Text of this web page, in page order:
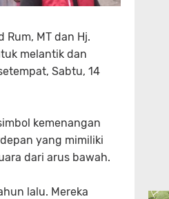
Rum, MT dan Hj.
melantik dan
Sabtu, 14
kemenangan
yang mimiliki
dari arus bawah.
lalu. Mereka